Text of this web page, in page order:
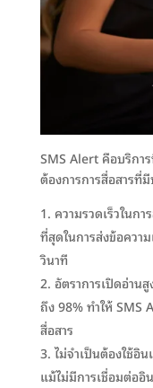
SMS Alert คือบริกา
ต้องการการสื่อสารที่
ความรวดเร็วในก
ที่สุดในการส่งข้อควา
วินาที
อัตราการเปิดอ่าน
ถึง 98% ทำให้ SMS
สื่อสาร
ไม่จำเป็นต้องใช้อิ
แม้ไม่มีการเชื่อมต่ออิ